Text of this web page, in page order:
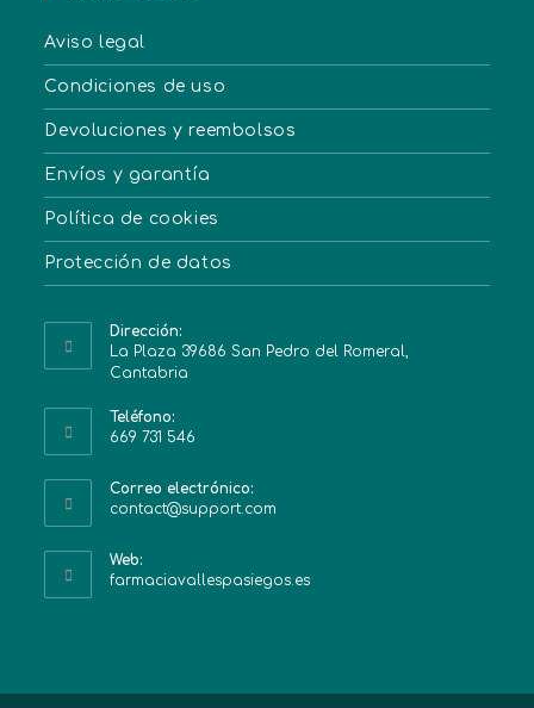
Aviso legal
Condiciones de uso
Devoluciones y reembolsos
Envíos y garantía
Política de cookies
Protección de datos
Dirección:
La Plaza 39686 San Pedro del Romeral,
Cantabria
Teléfono:
669 731 546
Correo electrónico:
contact@support.com
Web:
farmaciavallespasiegos.es